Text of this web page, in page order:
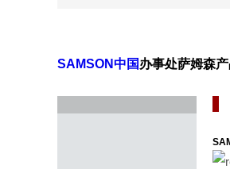
SAMSON中国办事处萨姆森